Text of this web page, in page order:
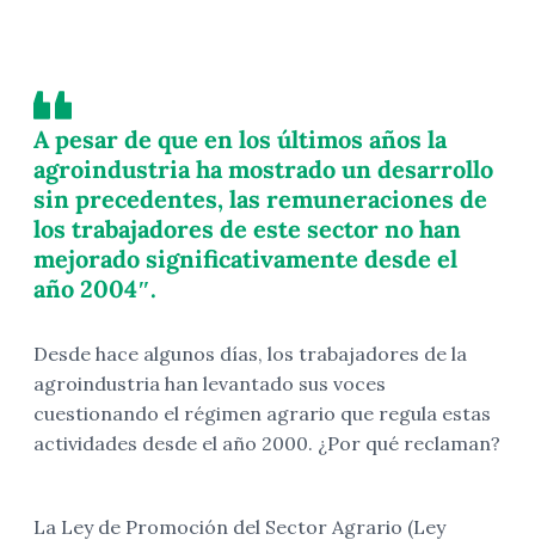
A pesar de que en los últimos años la
agroindustria ha mostrado un desarrollo
sin precedentes, las remuneraciones de
los trabajadores de este sector no han
mejorado significativamente desde el
año 2004″.
Desde hace algunos días, los trabajadores de la
agroindustria han levantado sus voces
cuestionando el régimen agrario que regula estas
actividades desde el año 2000. ¿Por qué reclaman?
La Ley de Promoción del Sector Agrario (Ley